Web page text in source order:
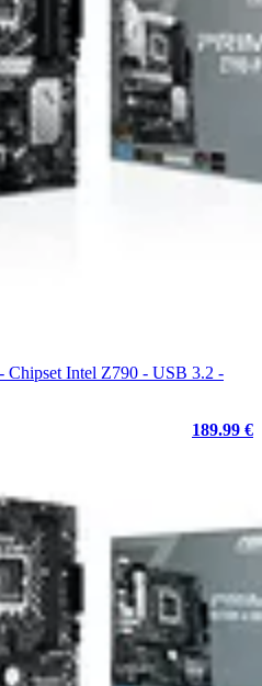
Chipset Intel Z790 - USB 3.2 -
189.99 €